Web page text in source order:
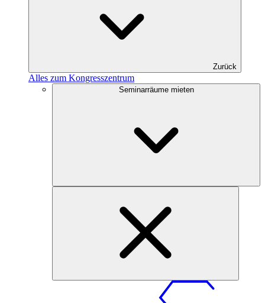
Zurück
Alles zum Kongresszentrum
Seminarräume mieten